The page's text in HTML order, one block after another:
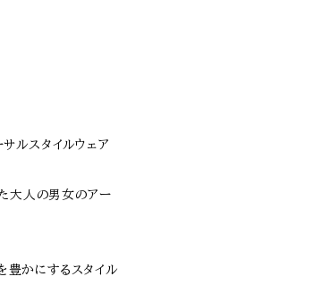
スタイルウェア
大人の男女のアー
豊かにするスタイル